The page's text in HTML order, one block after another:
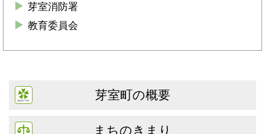
芽室消防署
教育委員会
芽室町の概要
まちのきまり